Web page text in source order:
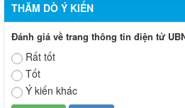
THĂM DÒ Ý KIẾN
Đánh giá về trang thông tin điện tử
Rất tốt
Tốt
Ý kiến khác